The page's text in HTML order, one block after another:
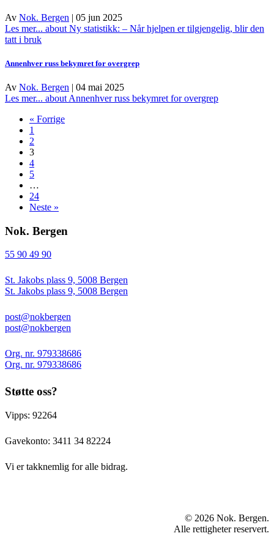
Av Nok. Bergen | 05 jun 2025
Les mer... about Ny statistikk: – Når hjelpen er tilgjengelig, blir den
tatt i bruk
Annenhver russ bekymret for overgrep
Av Nok. Bergen | 04 mai 2025
Les mer... about Annenhver russ bekymret for overgrep
« Forrige
1
2
3
4
5
…
24
Neste »
Nok. Bergen
55 90 49 90
St. Jakobs plass 9, 5008 Bergen
St. Jakobs plass 9, 5008 Bergen
post@nokbergen
post@nokbergen
Org. nr. 979338686
Org. nr. 979338686
Støtte oss?
Vipps: 92264
Gavekonto: 3411 34 82224
Vi er takknemlig for alle bidrag.
© 2026 Nok. Bergen.
Alle rettigheter reservert.